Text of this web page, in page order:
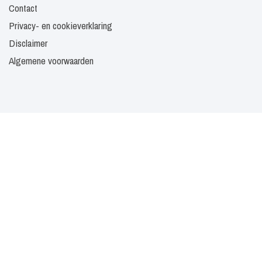
Contact
Privacy- en cookieverklaring
Disclaimer
Algemene voorwaarden